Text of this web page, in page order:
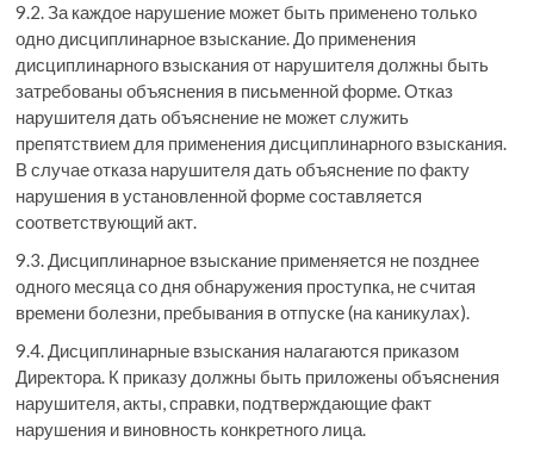
9.2. За каждое нарушение может быть применено только
одно дисциплинарное взыскание. До применения
дисциплинарного взыскания от нарушителя должны быть
затребованы объяснения в письменной форме. Отказ
нарушителя дать объяснение не может служить
препятствием для применения дисциплинарного взыскания.
В случае отказа нарушителя дать объяснение по факту
нарушения в установленной форме составляется
соответствующий акт.
9.3. Дисциплинарное взыскание применяется не позднее
одного месяца со дня обнаружения проступка, не считая
времени болезни, пребывания в отпуске (на каникулах).
9.4. Дисциплинарные взыскания налагаются приказом
Директора. К приказу должны быть приложены объяснения
нарушителя, акты, справки, подтверждающие факт
нарушения и виновность конкретного лица.